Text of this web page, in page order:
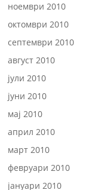
ноември 2010
октомври 2010
септември 2010
август 2010
јули 2010
јуни 2010
мај 2010
април 2010
март 2010
февруари 2010
јануари 2010